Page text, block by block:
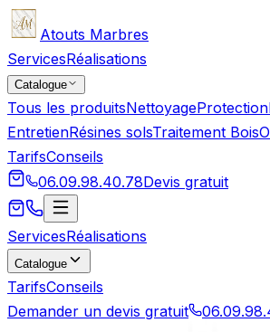
Atouts Marbres
ServicesRéalisations
Catalogue
Tous les produitsNettoyageProtection
EntretienRésines solsTraitement Bois
TarifsConseils
06.09.98.40.78Devis gratuit
ServicesRéalisations
Catalogue
TarifsConseils
Demander un devis gratuit